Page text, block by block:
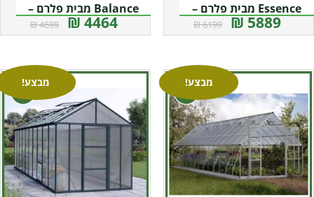
Essence מבית פלרם –
Canopia
5889 ₪
6199 ₪
Balance מבית פלרם –
Canopia
4464 ₪
4699 ₪
מבצע! מבצע!